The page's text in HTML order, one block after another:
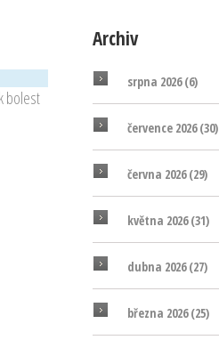
bolest
Archiv
srpna 2026(6)
července 2026(30)
června 2026(29)
května 2026(31)
dubna 2026(27)
března 2026(25)